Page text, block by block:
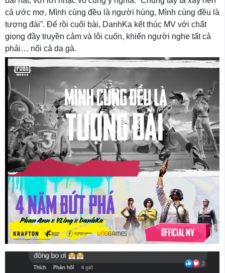
cả ước mơ, Mình cùng đều là người hùng, Mình cùng đều là
tượng đài”. Để rồi cuối bài, DanhKa kết thúc MV với chất
giọng đầy truyền cảm và lôi cuốn, khiến người nghe tất cả
phải… nổi cả da gà.